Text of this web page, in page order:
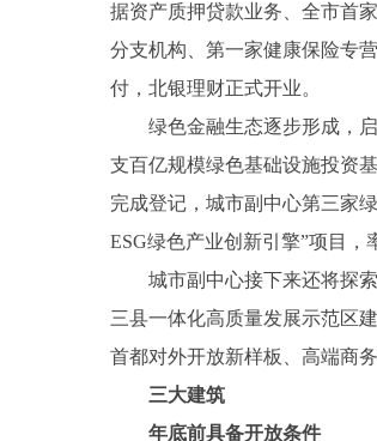
据资产质押贷款业务、全市首
分支机构、第一家健康保险专
付，北银理财正式开业。
绿色金融生态逐步形成，
支百亿规模绿色基础设施投资
完成登记，城市副中心第三家
ESG绿色产业创新引擎”项目，
城市副中心接下来还将探
三县一体化高质量发展示范区
首都对外开放新样板、高端商
三大建筑
年底前具备开放条件